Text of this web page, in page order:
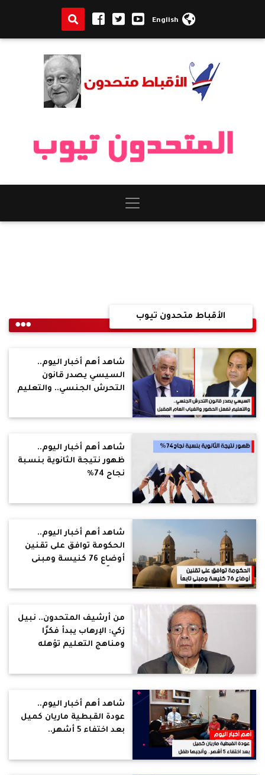
English
الأقباط متحدون تيوب
شاهد أهم أخبار اليوم..
السيسي يصدر قانون
التحرش الجنسي.. والتعليم
شاهد أهم أخبار اليوم..
ظهور نتيجة الثانوية بنسبة
نجاح 74%
شاهد أهم أخبار اليوم..
الحكومة توافق على تقنين
أوضاع 76 كنيسة ومبنى
من أرشيف المتحدون.. نبيل
زكي: الإرهاب يبدأ فكرًا
ومناهج التعليم تؤهله
شاهد أهم أخبار اليوم..
عودة القبطية ماريان كميل
بعد اختفاء 5 أشهر..